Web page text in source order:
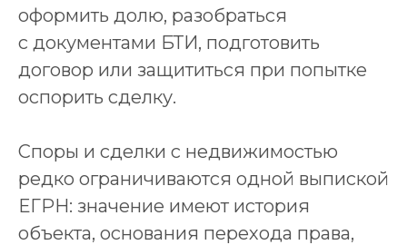
оформить долю, разобраться
с документами БТИ, подготовить
договор или защититься при попытке
оспорить сделку.
Споры и сделки с недвижимостью
редко ограничиваются одной выпиской
ЕГРН: значение имеют история
объекта, основания перехода права,